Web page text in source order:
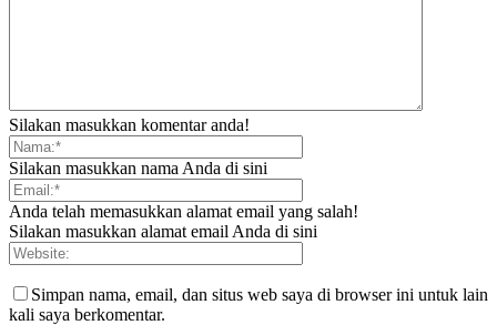
Silakan masukkan komentar anda!
Silakan masukkan nama Anda di sini
Anda telah memasukkan alamat email yang salah!
Silakan masukkan alamat email Anda di sini
Simpan nama, email, dan situs web saya di browser ini untuk lain
kali saya berkomentar.